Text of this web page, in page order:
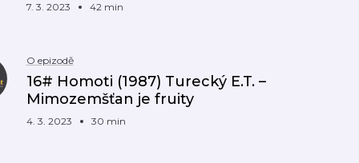
7. 3. 2023 42 min
O epizodě
16# Homoti (1987) Turecký E.T. –
Mimozemšťan je fruity
4. 3. 2023 30 min